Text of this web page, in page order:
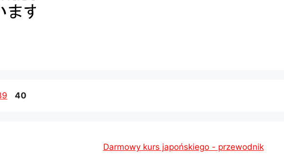
Strona
40
Darmowy kurs japońskiego - przewodnik